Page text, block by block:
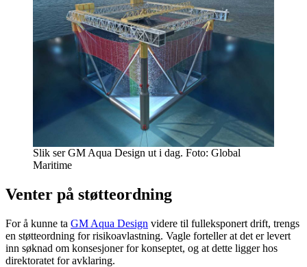
Slik ser GM Aqua Design ut i dag. Foto: Global
Maritime
Venter på støtteordning
For å kunne ta GM Aqua Design videre til fulleksponert drift, trengs
en støtteordning for risikoavlastning. Vagle forteller at det er levert
inn søknad om konsesjoner for konseptet, og at dette ligger hos
direktoratet for avklaring.